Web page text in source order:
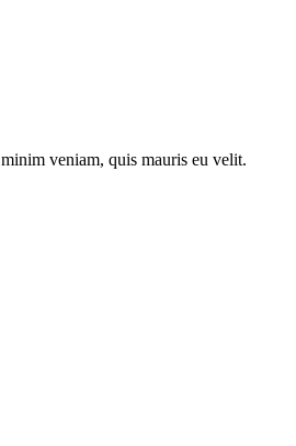
veniam, quis mauris eu velit.